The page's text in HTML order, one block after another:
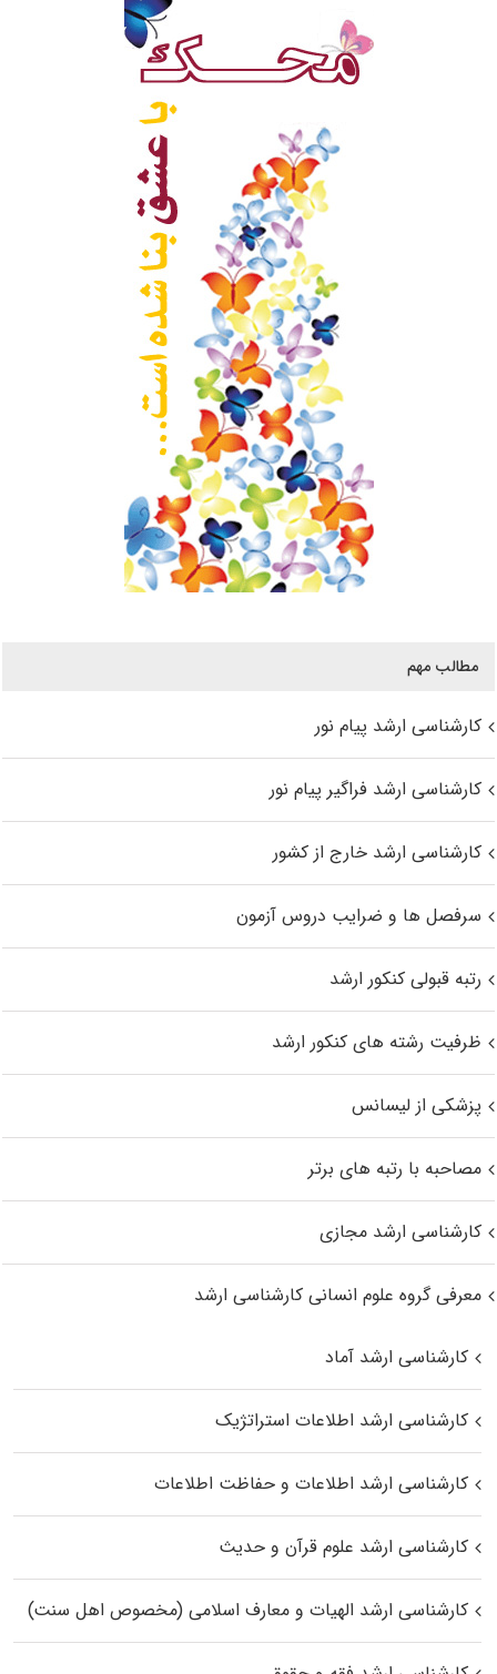
مطالب مهم
کارشناسی ارشد پیام نور
کارشناسی ارشد فراگیر پیام نور
کارشناسی ارشد خارج از کشور
سرفصل ها و ضرایب دروس آزمون
رتبه قبولی کنکور ارشد
ظرفیت رشته های کنکور ارشد
پزشکی از لیسانس
مصاحبه با رتبه های برتر
کارشناسی ارشد مجازی
معرفی گروه علوم انسانی کارشناسی ارشد
کارشناسی ارشد آماد
کارشناسی ارشد اطلاعات استراتژیک
کارشناسی ارشد اطلاعات و حفاظت اطلاعات
کارشناسی ارشد علوم قرآن و حدیث
کارشناسی ارشد الهیات و معارف اسلامی (مخصوص اهل سنت)